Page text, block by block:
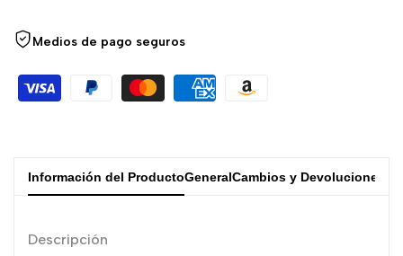
Medios de pago seguros
Información del ProductoGeneralCambios y Devoluciones
Descripción